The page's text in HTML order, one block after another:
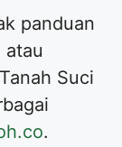
panduan
Suci
.